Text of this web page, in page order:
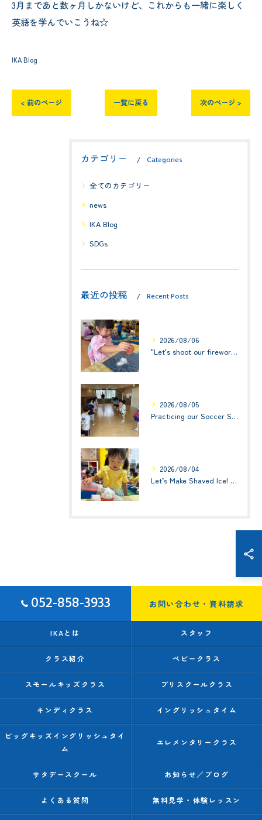
3月まであと数ヶ月しかないけど、これからも一緒に楽しく
英語を学んでいこうね☆
IKA Blog
< 前のページ 一覧に戻る 次のページ >
カテゴリー Categories
全てのカテゴリー
news
IKA Blog
SDGs
最近の投稿 Recent Posts
2026/08/06
"Let's shoot our fireworks!" (みんなで花火を打ち上げよう！) ☆ Preschool (2歳児クラス)
2026/08/05
Practicing our Soccer Skills! ☆ Kindy 3
2026/08/04
Let’s Make Shaved Ice! (かき氷を作ろう！)☆ Kindy 1(年少クラス)
052-858-3933 お問い合わせ・資料請求
IKAとは スタッフ
クラス紹介 ベビークラス
スモールキッズクラス プリスクールクラス
キンディクラス イングリッシュタイム
ビッグキッズイングリッシュタイ
ム
エレメンタリークラス
サタデースクール お知らせ／ブログ
よくある質問 無料見学・体験レッスン